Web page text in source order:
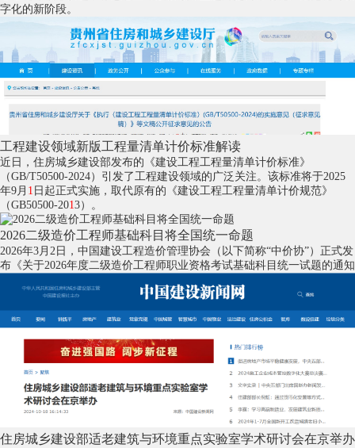
字化的新阶段。
工程建设领域新版工程量清单计价标准解读
近日，住房城乡建设部发布的《建设工程工程量清单计价标准》
（GB/T50500-2024）引发了工程建设领域的广泛关注。该标准将于2025
年9月 1 日起正式实施，取代原有的《建设工程工程量清单计价规范》
（GB50500-201 3）。
2026二级造价工程师基础科目将全国统一命题
2026年3月2日，中国建设工程造价管理协会（以下简称“中价协”）正式发
布《关于2026年度二级造价工程师职业资格考试基础科目统一试题的通知
住房城乡建设部适老建筑与环境重点实验室学术研讨会在京举办